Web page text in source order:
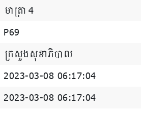
មាត្រា 4
P69
ក្រសួងសុខាភិបាល
2023-03-08 06:17:04
2023-03-08 06:17:04